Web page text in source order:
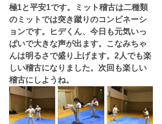
極1と平安1です。ミット稽古は二種類
のミットでは突き蹴りのコンビネーシ
ョンです。ヒデくん、今日も元気いっ
ぱいで大きな声が出ます。こなみちゃ
んは明るさで盛り上げます。2人でも楽
しい稽古になりました。次回も楽しい
稽古にしようね。